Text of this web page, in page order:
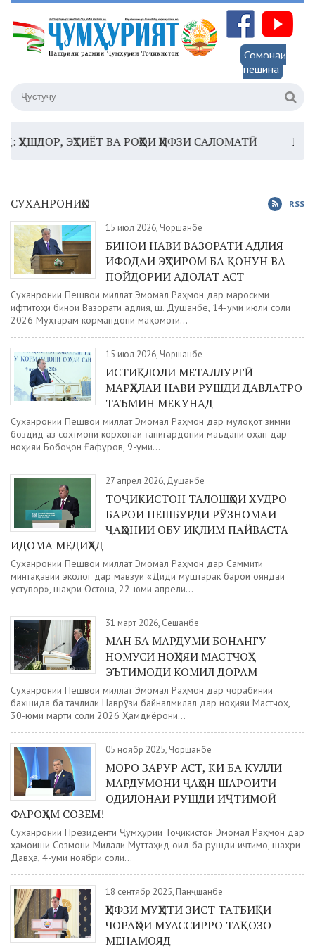
Сомонаи
пешина
ЭҲТИЁТ ВА РОҲҲОИ ҲИФЗИ САЛОМАТӢ16:35 –
СУХАНРОНИҲО RSS
15 июл 2026, Чоршанбе
БИНОИ НАВИ ВАЗОРАТИ АДЛИЯ
ИФОДАИ ЭҲТИРОМ БА ҚОНУН ВА
ПОЙДОРИИ АДОЛАТ АСТ
Суханронии Пешвои миллат Эмомалӣ Раҳмон дар маросими
ифтитоҳи бинои Вазорати адлия, ш. Душанбе, 14-уми июли соли
2026 Муҳтарам кормандони мақомоти...
15 июл 2026, Чоршанбе
ИСТИҚЛОЛИ МЕТАЛЛУРГӢ
МАРҲАЛАИ НАВИ РУШДИ ДАВЛАТРО
ТАЪМИН МЕКУНАД
Суханронии Пешвои миллат Эмомалӣ Раҳмон дар мулоқот зимни
боздид аз сохтмони корхонаи ғанигардонии маъдани оҳан дар
ноҳияи Бобоҷон Ғафуров, 9-уми...
27 апрел 2026, Душанбе
ТОҶИКИСТОН ТАЛОШҲОИ ХУДРО
БАРОИ ПЕШБУРДИ РӮЗНОМАИ
ҶАҲОНИИ ОБУ ИҚЛИМ ПАЙВАСТА
ИДОМА МЕДИҲАД
Суханронии Пешвои миллат Эмомалӣ Раҳмон дар Саммити
минтақавии экологӣ дар мавзуи «Диди муштарак барои ояндаи
устувор», шаҳри Остона, 22-юми апрели...
31 март 2026, Сешанбе
МАН БА МАРДУМИ БОНАНГУ
НОМУСИ НОҲИЯИ МАСТЧОҲ
ЭЪТИМОДИ КОМИЛ ДОРАМ
Суханронии Пешвои миллат Эмомалӣ Раҳмон дар чорабинии
бахшида ба таҷлили Наврӯзи байналмилалӣ дар ноҳияи Мастчоҳ,
30-юми марти соли 2026 Ҳамдиёрони...
05 ноябр 2025, Чоршанбе
МОРО ЗАРУР АСТ, КИ БА КУЛЛИ
МАРДУМОНИ ҶАҲОН ШАРОИТИ
ОДИЛОНАИ РУШДИ ИҶТИМОӢ
ФАРОҲАМ СОЗЕМ!
Суханронии Президенти Ҷумҳурии Тоҷикистон Эмомалӣ Раҳмон дар
ҳамоиши Созмони Милали Муттаҳид оид ба рушди иҷтимоӣ, шаҳри
Давҳа, 4-уми ноябри соли...
18 сентябр 2025, Панҷшанбе
ҲИФЗИ МУҲИТИ ЗИСТ ТАТБИҚИ
ЧОРАҲОИ МУАССИРРО ТАҚОЗО
МЕНАМОЯД